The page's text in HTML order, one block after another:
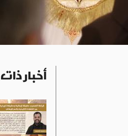
أخبار